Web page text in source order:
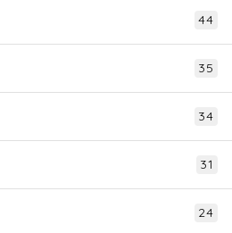
44
35
34
31
24